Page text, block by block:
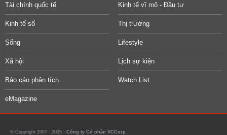
Tài chính quốc tế Kinh tế vĩ mô - Đầu tư
Kinh tế số Thị trường
Sống Lifestyle
Xã hội Lịch sự kiện
Báo cáo phân tích Watch List
eMagazine
© Copyright 2007 - 2026 - Công ty Cổ phần VCCorp.